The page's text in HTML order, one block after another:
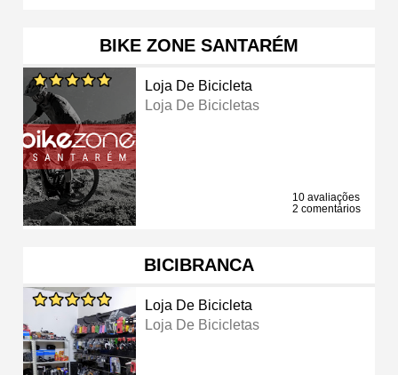
BIKE ZONE SANTARÉM
Loja De Bicicleta
Loja De Bicicletas
10 avaliações
2 comentários
BICIBRANCA
Loja De Bicicleta
Loja De Bicicletas